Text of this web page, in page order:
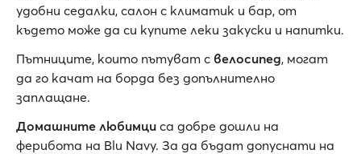
удобни седалки, салон с климатик и бар, от
където може да си купите леки закуски и напитки.
Пътниците, които пътуват с велосипед, могат
да го качат на борда без допълнително
заплащане.
Домашните любимци са добре дошли на
ферибота на Blu Navy. За да бъдат допуснати на